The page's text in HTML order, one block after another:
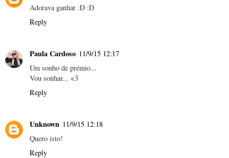
Adorava ganhar :D :D
Reply
Paula Cardoso 11/9/15 12:17
Um sonho de prémio...
Vou sonhar... <3
Reply
Unknown 11/9/15 12:18
Quero isto!
Reply